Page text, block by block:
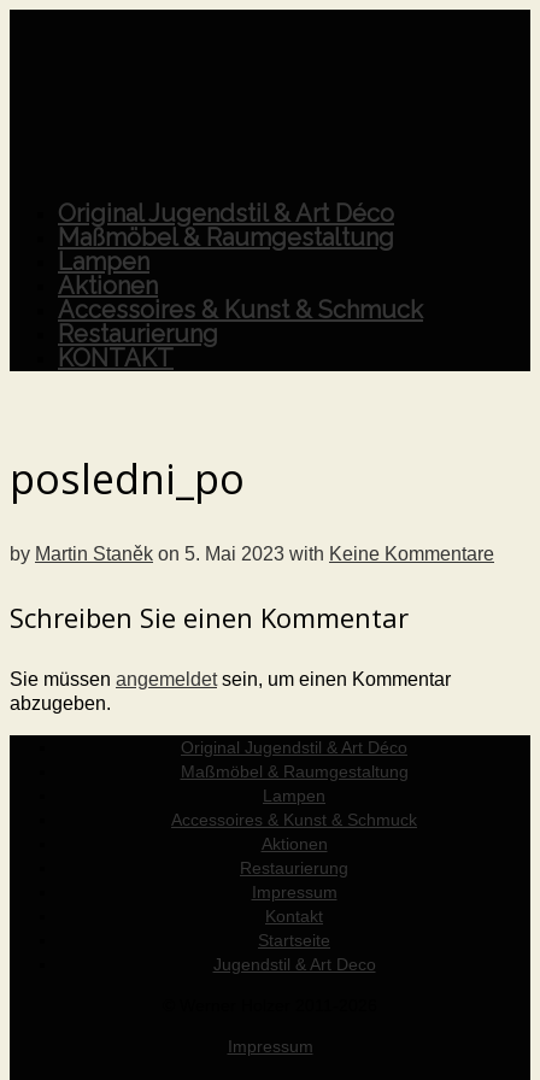
Original Jugendstil & Art Déco
Maßmöbel & Raumgestaltung
Lampen
Aktionen
Accessoires & Kunst & Schmuck
Restaurierung
KONTAKT
posledni_po
by Martin Staněk on 5. Mai 2023 with Keine Kommentare
Schreiben Sie einen Kommentar
Sie müssen angemeldetsein, um einen Kommentar
abzugeben.
Original Jugendstil & Art Déco
Maßmöbel & Raumgestaltung
Lampen
Accessoires & Kunst & Schmuck
Aktionen
Restaurierung
Impressum
Kontakt
Startseite
Jugendstil & Art Deco
Impressum